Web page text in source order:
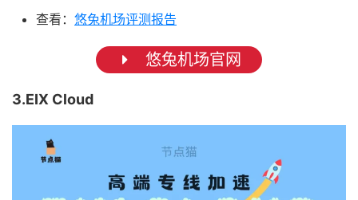
查看： 悠兔机场评测报告
悠兔机场官网
3.EIX Cloud